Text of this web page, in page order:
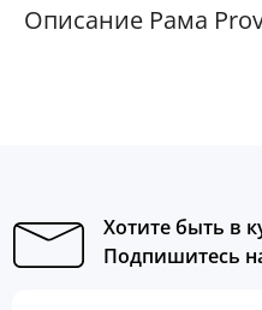
Описание Рама
Хотите быть в
Подпишитесь